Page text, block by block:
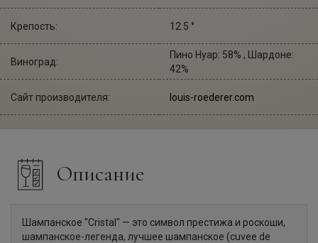
Крепость: 12.5 °
Виноград:
Пино Нуар: 58% , Шардоне:
42%
Сайт производителя: louis-roederer.com
Описание
Шампанское "Cristal" — это символ престижа и роскоши,
шампанское-легенда, лучшее шампанское (cuvee de